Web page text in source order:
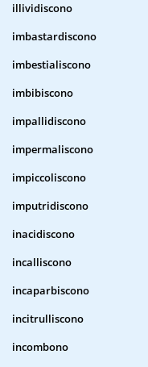
illividiscono
imbastardiscono
imbestialiscono
imbibiscono
impallidiscono
impermaliscono
impiccoliscono
imputridiscono
inacidiscono
incalliscono
incaparbiscono
incitrulliscono
incombono